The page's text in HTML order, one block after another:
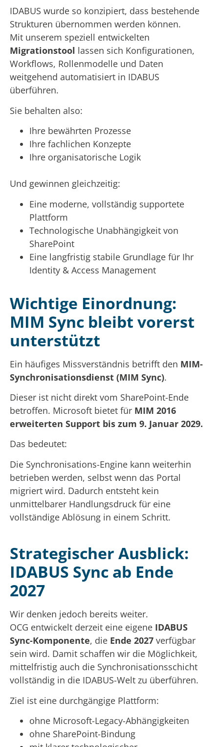
IDABUS wurde so konzipiert, dass bestehende
Strukturen übernommen werden können.
Mit unserem speziell entwickelten
Migrationstool lassen sich Konfigurationen,
Workflows, Rollenmodelle und Daten
weitgehend automatisiert in IDABUS
überführen.
Sie behalten also:
Ihre bewährten Prozesse
Ihre fachlichen Konzepte
Ihre organisatorische Logik
Und gewinnen gleichzeitig:
Eine moderne, vollständig supportete
Plattform
Technologische Unabhängigkeit von
SharePoint
Eine langfristig stabile Grundlage für Ihr
Identity & Access Management
Wichtige Einordnung:
MIM Sync bleibt vorerst
unterstützt
Ein häufiges Missverständnis betrifft den MIM-
Synchronisationsdienst (MIM Sync).
Dieser ist nicht direkt vom SharePoint-Ende
betroffen. Microsoft bietet für MIM 2016
erweiterten Support bis zum 9. Januar 2029.
Das bedeutet:
Die Synchronisations-Engine kann weiterhin
betrieben werden, selbst wenn das Portal
migriert wird. Dadurch entsteht kein
unmittelbarer Handlungsdruck für eine
vollständige Ablösung in einem Schritt.
Strategischer Ausblick:
IDABUS Sync ab Ende
2027
Wir denken jedoch bereits weiter.
OCG entwickelt derzeit eine eigene IDABUS
Sync-Komponente, die Ende 2027 verfügbar
sein wird. Damit schaffen wir die Möglichkeit,
mittelfristig auch die Synchronisationsschicht
vollständig in die IDABUS-Welt zu überführen.
Ziel ist eine durchgängige Plattform:
ohne Microsoft-Legacy-Abhängigkeiten
ohne SharePoint-Bindung